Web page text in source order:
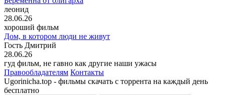
леонид
28.06.26
хороший фильм
Дом, в котором люди не живут
Гость Дмитрий
28.06.26
гуд фильм, не гавно как другие наши ужасы
Правообладателям Контакты
Ugorinicha.top - фильмы скачать с торрента на каждый день
бесплатно